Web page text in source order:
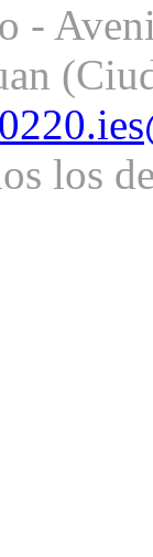
-
los